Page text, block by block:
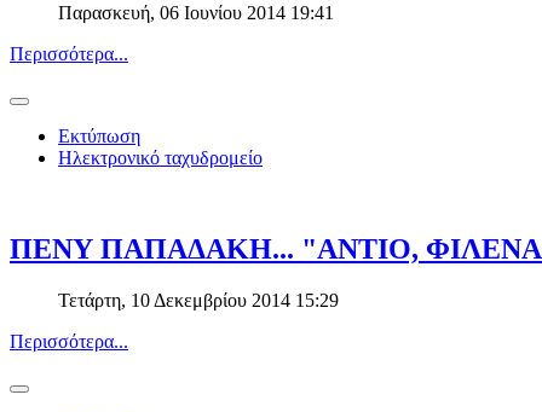
Παρασκευή, 06 Ιουνίου 2014 19:41
Περισσότερα...
Εκτύπωση
Ηλεκτρονικό ταχυδρομείο
ΠΕΝΥ ΠΑΠΑΔΑΚΗ... "ΑΝΤΙΟ,
Τετάρτη, 10 Δεκεμβρίου 2014 15:29
Περισσότερα...